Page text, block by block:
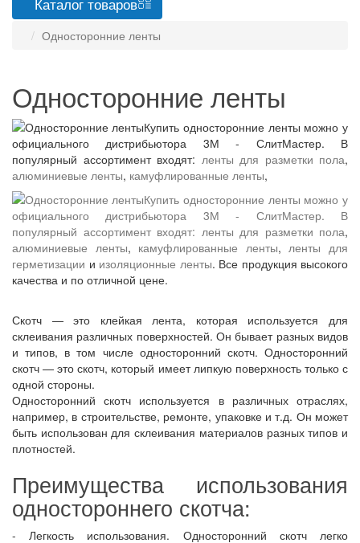
Односторонние ленты
Односторонние ленты
Купить односторонние ленты можно у
официального дистрибьютора 3М - СлитМастер. В
популярный ассортимент входят: ленты для разметки пола,
алюминиевые ленты, камуфлированные ленты,
Купить односторонние ленты можно у
официального дистрибьютора 3М - СлитМастер. В
популярный ассортимент входят: ленты для разметки пола,
алюминиевые ленты, камуфлированные ленты,ленты для
герметизации и изоляционные ленты. Все продукция высокого
качества и по отличной цене.
Скотч — это клейкая лента, которая используется для
склеивания различных поверхностей. Он бывает разных видов
и типов, в том числе односторонний скотч. Односторонний
скотч — это скотч, который имеет липкую поверхность только с
одной стороны.
Односторонний скотч используется в различных отраслях,
например, в строительстве, ремонте, упаковке и т.д. Он может
быть использован для склеивания материалов разных типов и
плотностей.
Преимущества использования
одностороннего скотча:
- Легкость использования. Односторонний скотч легко